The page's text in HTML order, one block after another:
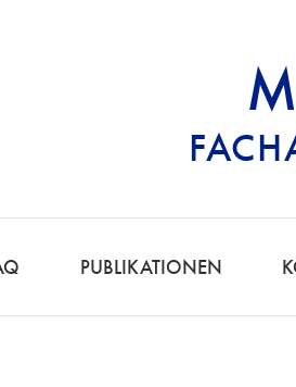
|
PUBLIKATIONEN